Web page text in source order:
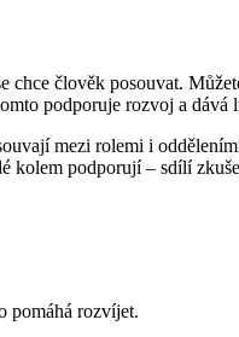
chce člověk posouvat.
podporuje rozvoj a
mezi rolemi i
kolem podporují – sdílí
pomáhá rozvíjet.